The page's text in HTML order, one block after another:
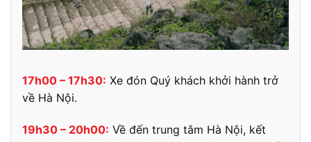
17h00 – 17h30: Xe đón Quý khách khởi hành trở
về Hà Nội.
19h30 – 20h00: Về đến trung tâm Hà Nội, kết